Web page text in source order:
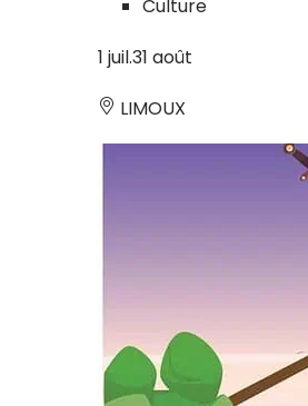
Culture
1 juil.31 août
LIMOUX